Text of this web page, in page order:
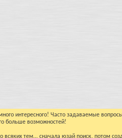
интересного! Часто задаваемые
больше возможностей!
тем... сначала юзай поиск, потом